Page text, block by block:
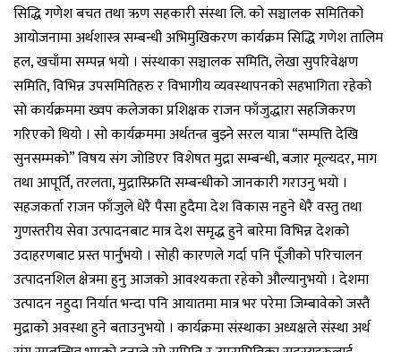
सिद्धि गणेश बचत तथा ऋण सहकारी संस्था लि. को सञ्चालक समितिको
आयोजनामा अर्थशास्त्र सम्बन्धी अभिमुखिकरण कार्यक्रम सिद्धि गणेश तालिम
हल, खचाँमा सम्पन्न भयो । संस्थाका सञ्चालक समिति, लेखा सुपरिवेक्षण
समिति, विभिन्न उपसमितिहरु र विभागीय व्यवस्थापनको सहभागिता रहेको
सो कार्यक्रममा ख्वप कलेजका प्रशिक्षक राजन फाँजुद्धारा सहजिकरण
गरिएको थियो । सो कार्यक्रममा अर्थतन्त्र बुझ्ने सरल यात्रा “सम्पत्ति देखि
सुनसम्मको” विषय संग जोडिएर विशेषत मुद्रा सम्बन्धी, बजार मूल्यदर, माग
तथा आपूर्ति, तरलता, मुद्रास्फ्रिति सम्बन्धीको जानकारी गराउनु भयो ।
सहजकर्ता राजन फाँजुले धेरै पैसा हुदैमा देश विकास नहुने धेरै वस्तु तथा
गुणस्तरीय सेवा उत्पादनबाट मात्र देश समृद्ध हुने बारेमा विभिन्न देशको
उदाहरणबाट प्रस्त पार्नुभयो । सोही कारणले गर्दा पनि पूँजीको परिचालन
उत्पादनशिल क्षेत्रमा हुनु आजको आवश्यकता रहेको औल्यानुभयो । देशमा
उत्पादन नहुदा निर्यात भन्दा पनि आयातमा मात्र भर परेमा जिम्बावेको जस्तै
मुद्राको अवस्था हुने बताउनुभयो । कार्यक्रमा संस्थाका अध्यक्षले संस्था अर्थ